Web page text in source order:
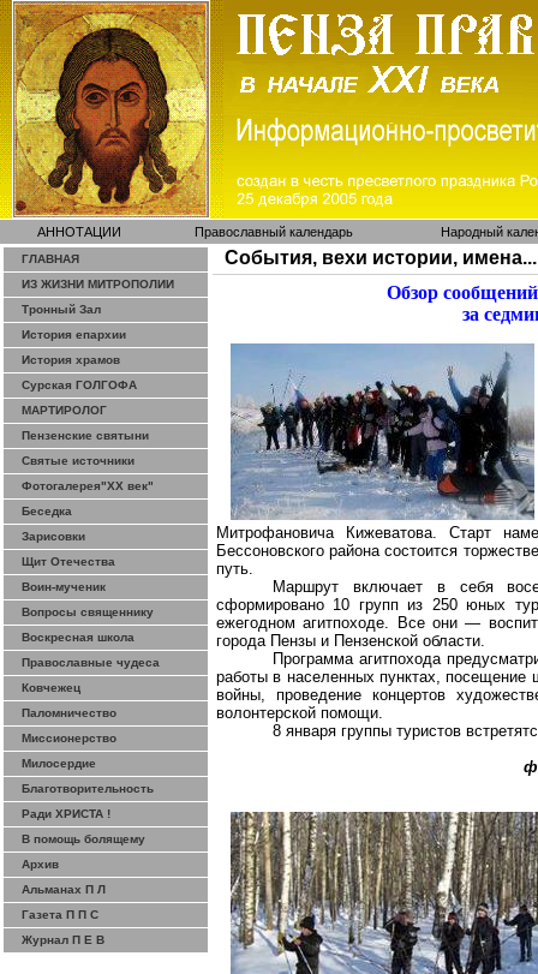
АННОТАЦИИ Православный календарь Народный
ГЛАВНАЯ
ИЗ ЖИЗНИ МИТРОПОЛИИ
Тронный Зал
История епархии
История храмов
Сурская ГОЛГОФА
МАРТИРОЛОГ
Пензенские святыни
Святые источники
Фотогалерея"ХХ век"
Беседка
Зарисовки
Щит Отечества
Воин-мученик
Вопросы священнику
Воскресная школа
Православные чудеса
Ковчежец
Паломничество
Миссионерство
Милосердие
Благотворительность
Ради ХРИСТА !
В помощь болящему
Архив
Альманах П Л
Газета П П С
Журнал П Е В
События, вехи истории, имена...
Обзор
за
Митрофановича Кижеватова. Старт
Бессоновского района состоится
путь.
Маршрут включает в себя
сформировано 10 групп из 250 юных
ежегодномагитпоходе. Все они —
города Пензы и Пензенской области.
Программа агитпохода
работы в населенных пунктах, посещение
войны, проведение концертов
волонтерской помощи.
8 января группы туристов